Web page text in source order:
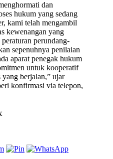
dan
hukum yang sedang
kami telah mengambil
kewenangan yang
perundang-
sepenuhnya penilaian
aparat penegak hukum
untuk kooperatif
yang berjalan,” ujar
konfirmasi via telepon,